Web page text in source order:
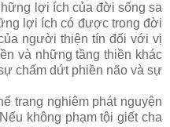
lợi ích của đời sống sa
lợi ích có được trong đời
người thiện tín đối với vị
và những tầng thiền khác
chấm dứt phiền não và sự
trang nghiêm phát nguyện
không phạm tội giết cha